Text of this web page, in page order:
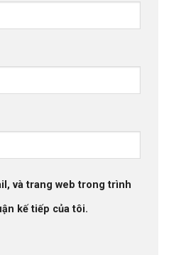
và trang web trong trình
kế tiếp của tôi.